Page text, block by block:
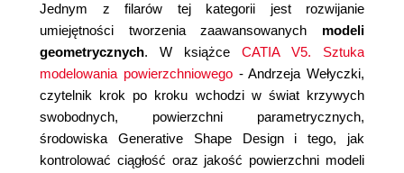
Jednym z filarów tej kategorii jest rozwijanie
umiejętności tworzenia zaawansowanych modeli
geometrycznych. W książce CATIA V5. Sztuka
modelowania powierzchniowego- Andrzeja Wełyczki,
czytelnik krok po kroku wchodzi w świat krzywych
swobodnych, powierzchni parametrycznych,
środowiska Generative Shape Design i tego, jak
kontrolować ciągłość oraz jakość powierzchni modeli